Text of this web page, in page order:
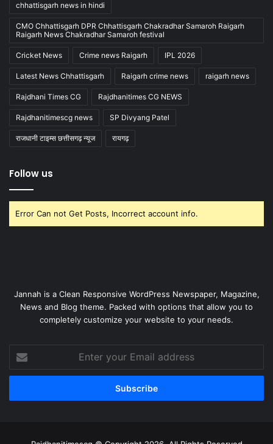
chhattisgarh news in hindi
CMO Chhattisgarh DPR Chhattisgarh Chakradhar Samaroh Raigarh
Raigarh News Chakradhar Samaroh festival
Cricket News Crime news Raigarh IPL 2026
Latest News Chhattisgarh Raigarh crime news raigarh news
Rajdhani Times CG Rajdhanitimes CG NEWS
Rajdhanitimescg news SP Divyang Patel
राजधानी टाइम्स छत्तीसगढ़ न्यूज रायगढ़
Follow us
Error Can not Get Posts, Incorrect account info.
Jannah is a Clean Responsive WordPress Newspaper, Magazine,
News and Blog theme. Packed with options that allow you to
completely customize your website to your needs.
your
Email